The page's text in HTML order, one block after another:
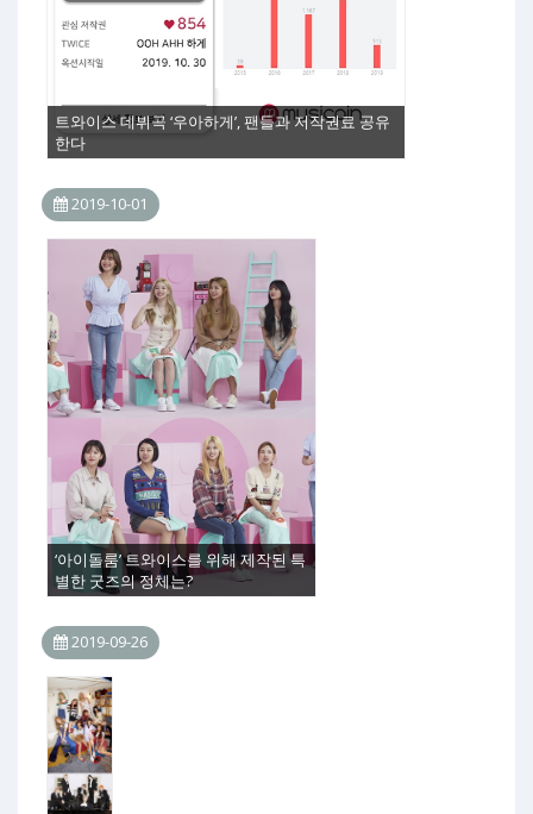
트와이스 데뷔곡 ‘우아하게’, 팬들과 저작권료 공유
한다
2019-10-01
‘아이돌룸’ 트와이스를 위해 제작된 특
별한 굿즈의 정체는?
2019-09-26